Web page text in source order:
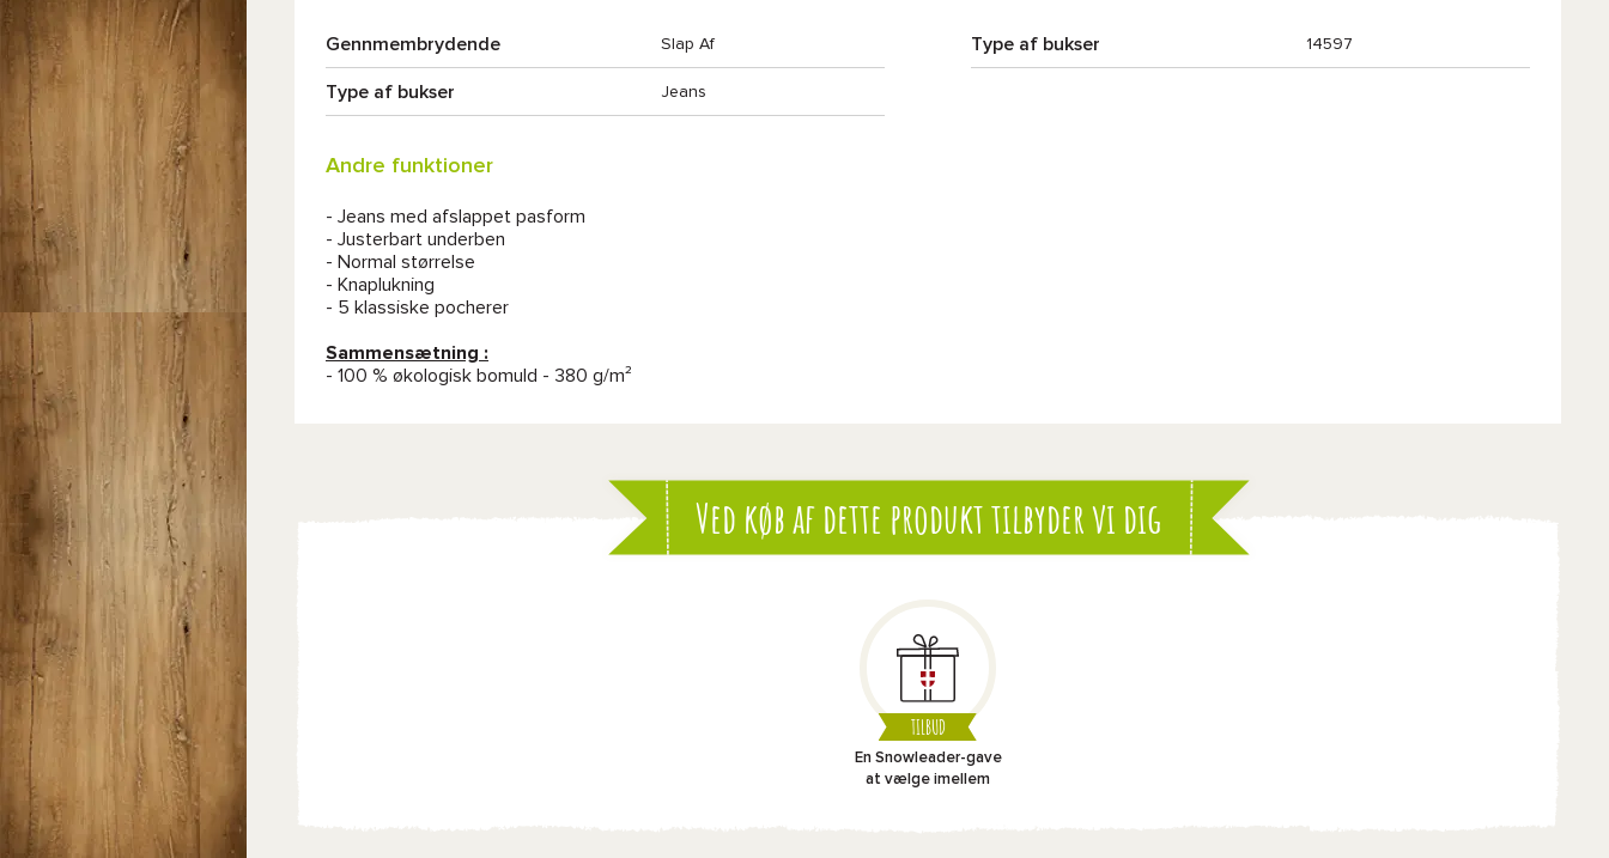
Gennmembrydende Slap Af Type af bukser 14597
Type af bukser Jeans
Andre funktioner
- Jeans med afslappet pasform
- Justerbart underben
- Normal størrelse
- Knaplukning
- 5 klassiske pocherer
Sammensætning :
- 100 % økologisk bomuld - 380 g/m²
Ved køb af dette produkt tilbyder vi dig
TILBUD
En Snowleader-gave
at vælge imellem